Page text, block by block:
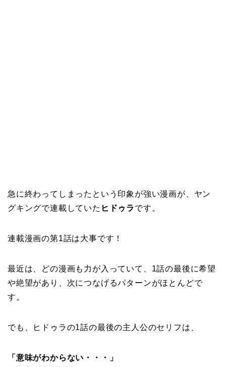
急に終わってしまったという印象が強い漫画が、ヤン
グキングで連載していた ヒドゥラ です。
連載漫画の第1話は大事です！
最近は、どの漫画も力が入っていて、1話の最後に希望
や絶望があり、次につなげるパターンがほとんどで
す。
でも、ヒドゥラの1話の最後の主人公のセリフは、
「意味がわからない・・・」